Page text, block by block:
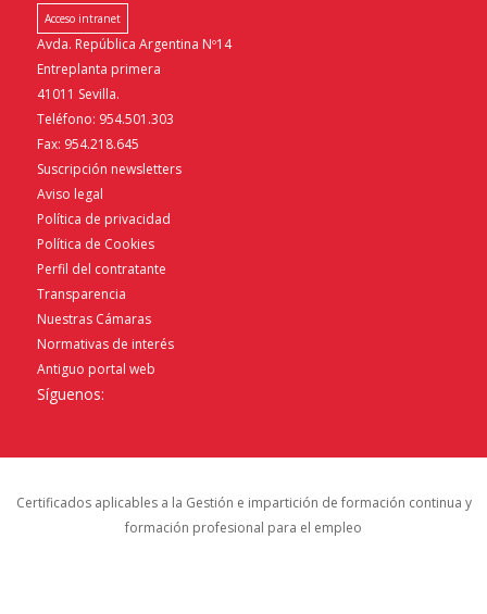
Acceso intranet
Avda. República Argentina Nº14
Entreplanta primera
41011 Sevilla.
Teléfono: 954.501.303
Fax: 954.218.645
Suscripción newsletters
Aviso legal
Política de privacidad
Política de Cookies
Perfil del contratante
Transparencia
Nuestras Cámaras
Normativas de interés
Antiguo portal web
Síguenos:
Certificados aplicables a la Gestión e impartición de formación continua y
formación profesional para el empleo